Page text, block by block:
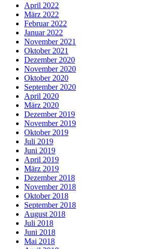
April 2022
März 2022
Februar 2022
Januar 2022
November 2021
Oktober 2021
Dezember 2020
November 2020
Oktober 2020
September 2020
April 2020
März 2020
Dezember 2019
November 2019
Oktober 2019
Juli 2019
Juni 2019
April 2019
März 2019
Dezember 2018
November 2018
Oktober 2018
September 2018
August 2018
Juli 2018
Juni 2018
Mai 2018